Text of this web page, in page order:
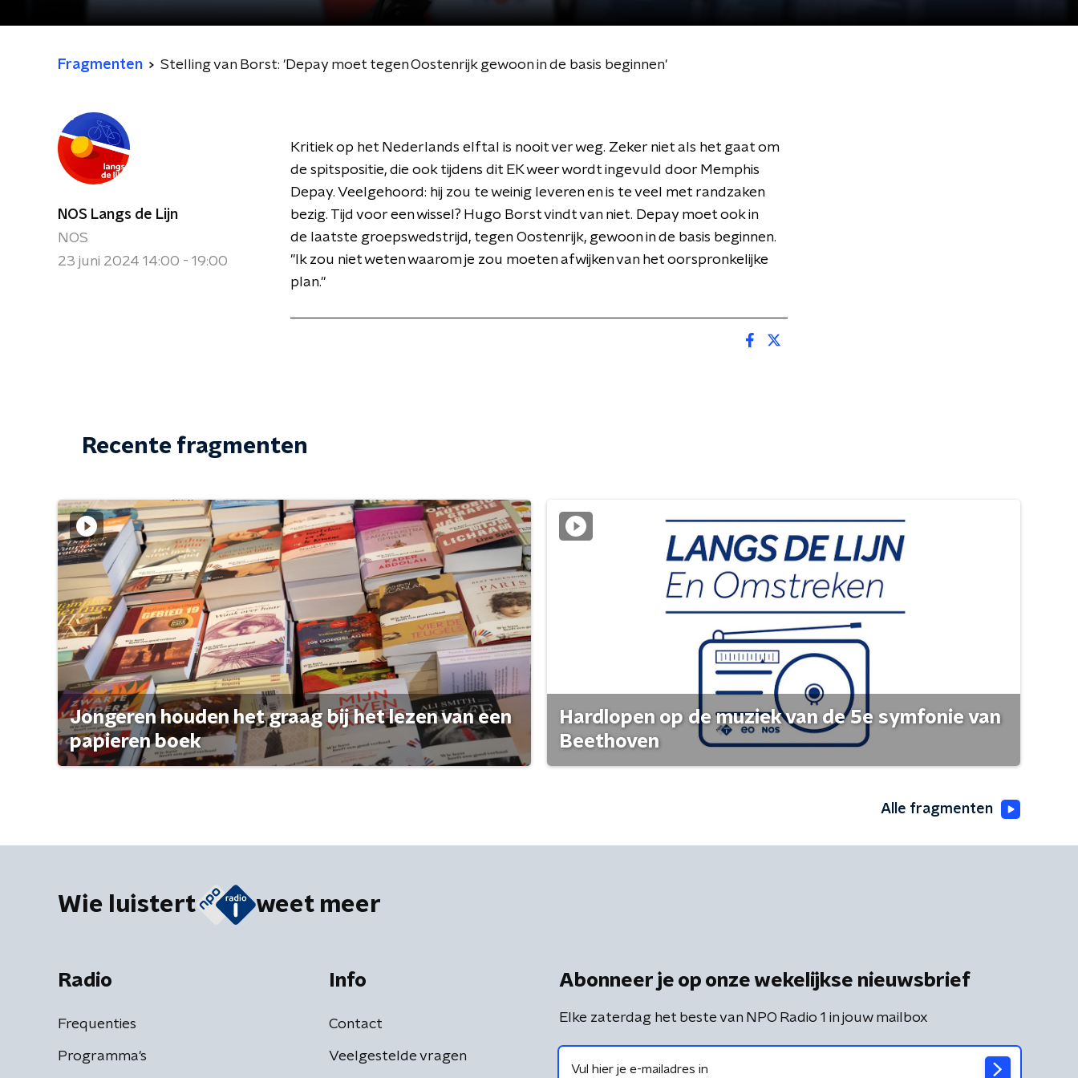
Fragmenten Stelling van Borst: 'Depay moet tegen Oostenrijk gewoon in de basis beginnen'
NOS Langs de Lijn
NOS
23 juni 2024 14:00 - 19:00
Kritiek op het Nederlands elftal is nooit ver weg. Zeker niet als het gaat om
de spitspositie, die ook tijdens dit EK weer wordt ingevuld door Memphis
Depay. Veelgehoord: hij zou te weinig leveren en is te veel met randzaken
bezig. Tijd voor een wissel? Hugo Borst vindt van niet. Depay moet ook in
de laatste groepswedstrijd, tegen Oostenrijk, gewoon in de basis beginnen.
"Ik zou niet weten waarom je zou moeten afwijken van het oorspronkelijke
plan."
Recente fragmenten
Jongeren houden het graag bij het lezen van een
papieren boek
Hardlopen op de muziek van de 5e symfonie van
Beethoven
Alle fragmenten
Wie luistert weet meer
Radio
Frequenties
Programma's
Info
Contact
Veelgestelde vragen
Abonneer je op onze wekelijkse nieuwsbrief
Elke zaterdag het beste van NPO Radio 1 in jouw mailbox